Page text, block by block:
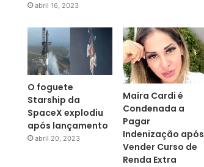
abril 16, 2023
O foguete
Starship da
SpaceX explodiu
após lançamento
abril 20, 2023
Maíra Cardi é
Condenada a
Pagar
Indenização após
Vender Curso de
Renda Extra